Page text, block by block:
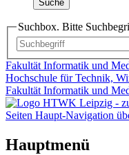
Suche
Suchbox. Bitte
Fakultät Informatik und
Hochschule für Technik,
Fakultät Informatik und
Seiten Haupt-Navigation
Hauptmenü